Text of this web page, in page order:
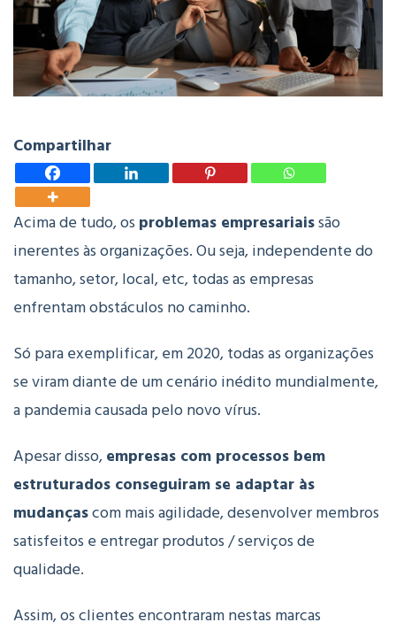
Compartilhar
Acima de tudo, os problemas empresariaissão
inerentes às organizações. Ou seja, independente do
tamanho, setor, local, etc, todas as empresas
enfrentam obstáculos no caminho.
Só para exemplificar, em 2020, todas as organizações
se viram diante de um cenário inédito mundialmente,
a pandemia causada pelo novo vírus.
Apesar disso,empresas com processos bem
estruturados conseguiram se adaptar às
mudançascom mais agilidade, desenvolver membros
satisfeitos e entregar produtos / serviços de
qualidade.
Assim, os clientes encontraram nestas marcas